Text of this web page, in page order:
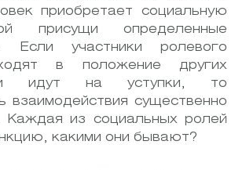
приобретает социальную
присущи определенные
Если участники ролевого
в положение других
и идут на уступки, то
взаимодействия существенно
Каждая из социальных ролей
какими они бывают?